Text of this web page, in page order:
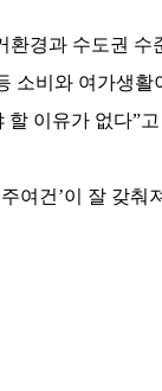
환경과 수도권 수
소비와 여가생활
이유가 없다”
여건’이 잘 갖춰